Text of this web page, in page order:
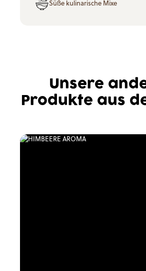
Süße kulinarische Mixe
Unsere
Produkte aus